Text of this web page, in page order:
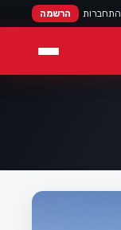
התחברות הרשמה